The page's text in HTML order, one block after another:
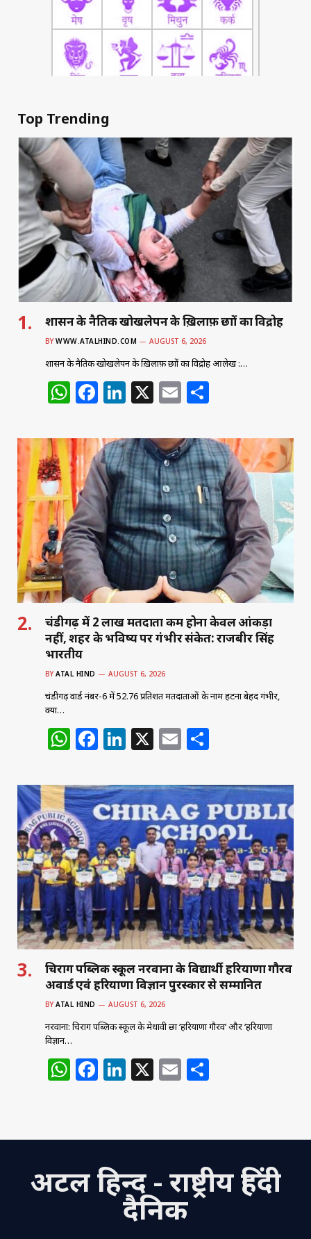
Top Trending
शासन के नैतिक खोखलेपन के ख़िलाफ़ छात्रों का विद्रोह
BY WWW.ATALHIND.COM AUGUST 6, 2026
शासन के नैतिक खोखलेपन के ख़िलाफ़ छात्रों का विद्रोह आलेख :…
W
at
s
A
p
p
F
c
e
b
o
o
k
Li
k
e
dI
n
X E
ai
l
ar
e
चंडीगढ़ में 2 लाख मतदाता कम होना केवल आंकड़ा
नहीं, शहर के भविष्य पर गंभीर संकेत: राजबीर सिंह
भारतीय
BY ATAL HIND AUGUST 6, 2026
चंडीगढ़ वार्ड नंबर-6 में 52.76 प्रतिशत मतदाताओं के नाम हटना बेहद गंभीर,
क्या…
W
at
s
A
p
p
F
c
e
b
o
o
k
Li
k
e
dI
n
X E
ai
l
ar
e
चिराग पब्लिक स्कूल नरवाना के विद्यार्थी हरियाणा गौरव
अवार्ड एवं हरियाणा विज्ञान पुरस्कार से सम्मानित
BY ATAL HIND AUGUST 6, 2026
नरवाना: चिराग पब्लिक स्कूल के मेधावी छात्र ‘हरियाणा गौरव’ और ‘हरियाणा
विज्ञान…
W
s
p
p
F
e
o
o
Li
e
n
X E
l e
अटल हिन्द - राष्ट्रीय हिंदी
दैनिक